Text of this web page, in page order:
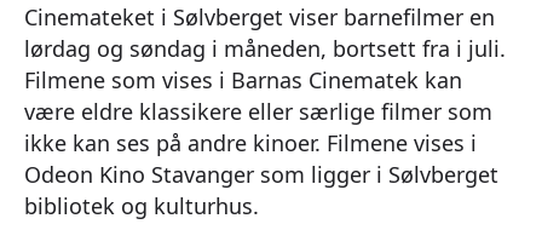
Cinemateket i Sølvberget viser barnefilmer en
lørdag og søndag i måneden, bortsett fra i juli.
Filmene som vises i Barnas Cinematek kan
være eldre klassikere eller særlige filmer som
ikke kan ses på andre kinoer. Filmene vises i
Odeon Kino Stavanger som ligger i Sølvberget
bibliotek og kulturhus.